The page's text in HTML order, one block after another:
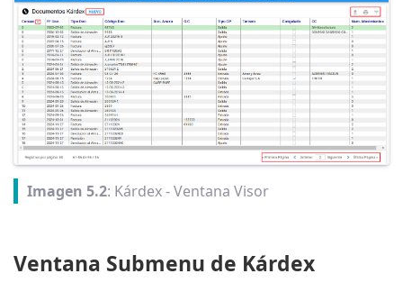
Imagen 5.2: Kárdex - Ventana Visor
Ventana Submenu de Kárdex